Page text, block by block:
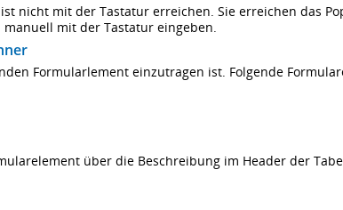
nicht mit der Tastatur erreichen. Sie erreichen das
mit der Tastatur eingeben.
Formularlement einzutragen ist. Folgende
über die Beschreibung im Header der